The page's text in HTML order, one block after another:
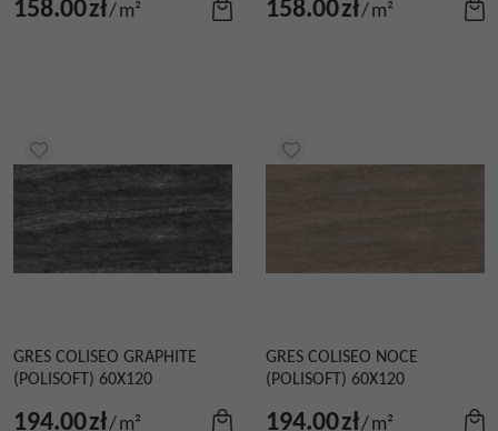
158.00zł/m² 158.00zł/m²
GRES COLISEO GRAPHITE
(POLISOFT) 60X120
194.00zł/m²
GRES COLISEO NOCE
(POLISOFT) 60X120
194.00zł/m²